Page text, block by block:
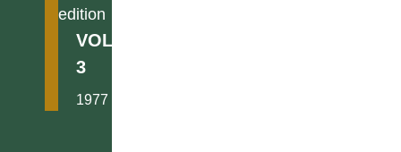
edition
VOL.
3
1977